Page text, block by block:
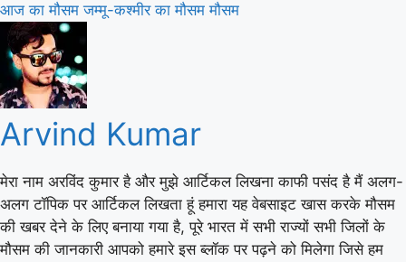
आज का मौसम जम्मू-कश्मीर का मौसम मौसम
Arvind Kumar
मेरा नाम अरविंद कुमार है और मुझे आर्टिकल लिखना काफी पसंद है मैं अलग-
अलग टॉपिक पर आर्टिकल लिखता हूं हमारा यह वेबसाइट खास करके मौसम
की खबर देने के लिए बनाया गया है, पूरे भारत में सभी राज्यों सभी जिलों के
मौसम की जानकारी आपको हमारे इस ब्लॉक पर पढ़ने को मिलेगा जिसे हम